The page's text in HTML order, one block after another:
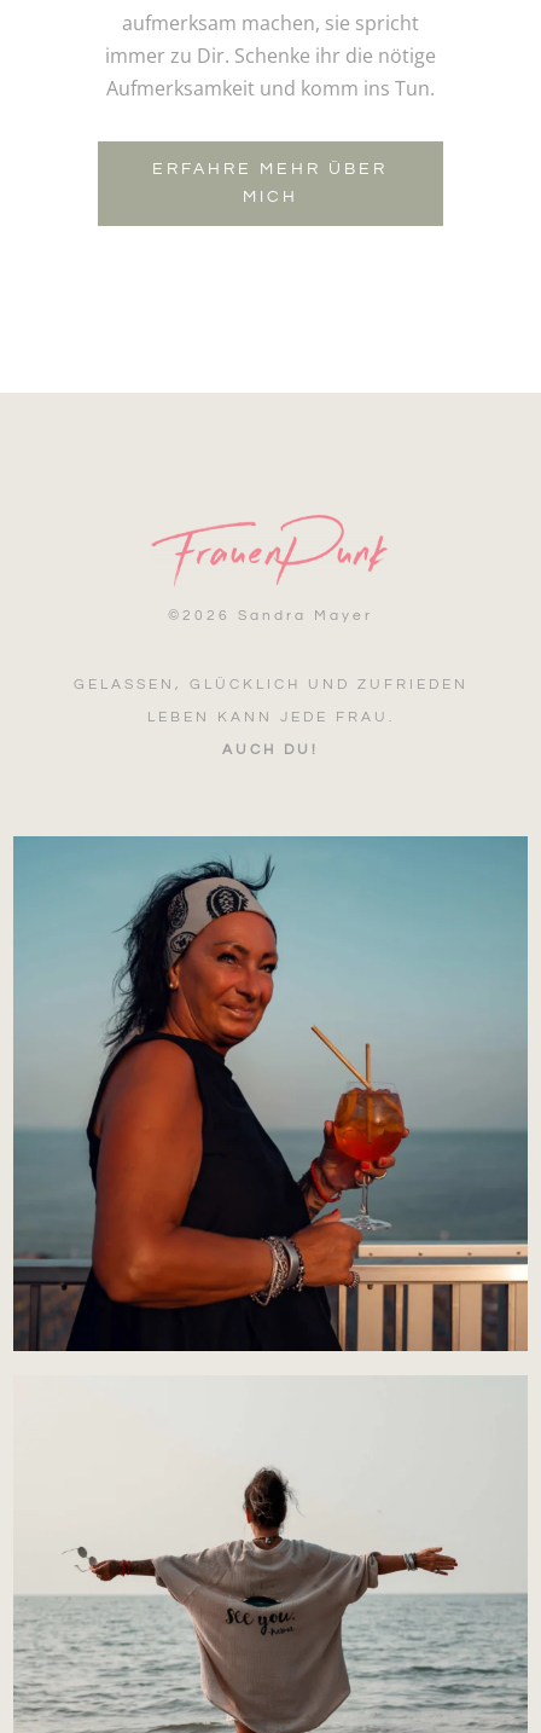
aufmerksam machen, sie spricht
immer zu Dir. Schenke ihr die nötige
Aufmerksamkeit und komm ins Tun.
ERFAHRE MEHR ÜBER
MICH
© 2026 Sandra Mayer
GELASSEN, GLÜCKLICH UND ZUFRIEDEN
LEBEN KANN JEDE FRAU.
AUCH DU!